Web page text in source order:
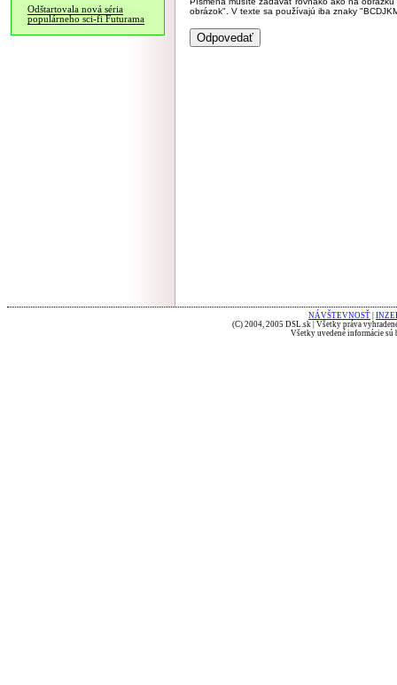
Odštartovala nová séria
populárneho sci-fi Futurama
obrázok". V texte sa používajú iba znaky
NÁVŠTEVNOSŤ
(C) 2004, 2005 DSL.sk | Všetky práva
Všetky uvedené informácie sú